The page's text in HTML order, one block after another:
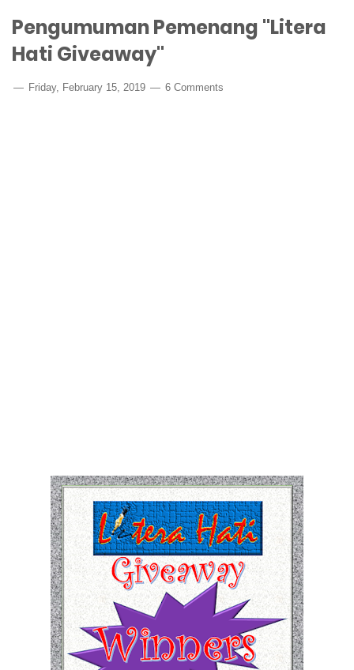
Pengumuman Pemenang "Litera
Hati Giveaway"
Friday, February 15, 2019 6 Comments